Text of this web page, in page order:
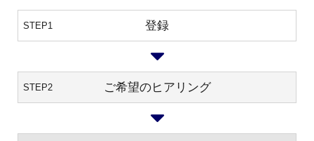
STEP1 登録
STEP2 ご希望のヒアリング